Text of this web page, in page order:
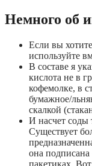
Немного об
Если вы
используйте
В составе я
кислота не в
кофемолке, в
бумажное/
скалкой
И насчет соды
Существует
она